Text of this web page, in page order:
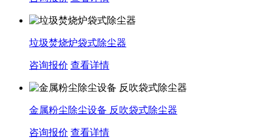
垃圾焚烧炉袋式除尘器
咨询报价 查看详情
金属粉尘除尘设备 反吹袋式除尘器
咨询报价 查看详情